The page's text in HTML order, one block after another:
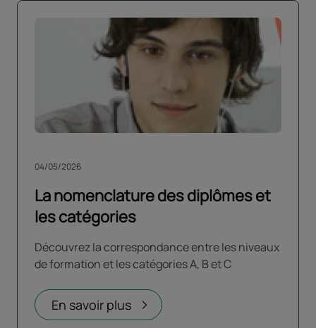
La nomenclature des diplômes et
les catégories
04/05/2026
Découvrez la correspondance entre les niveaux
de formation et les catégories A, B et C
En savoir plus